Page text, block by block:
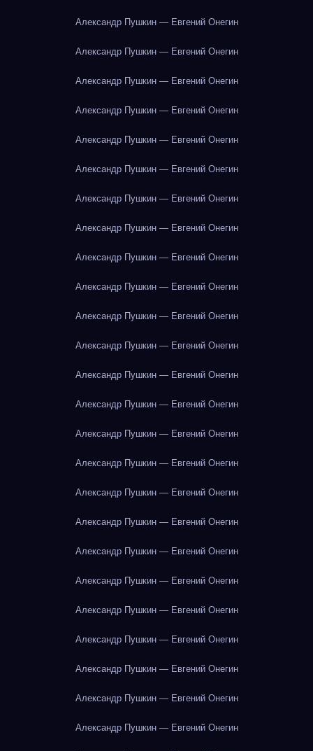
Александр Пушкин — Евгений Онегин
Александр Пушкин — Евгений Онегин
Александр Пушкин — Евгений Онегин
Александр Пушкин — Евгений Онегин
Александр Пушкин — Евгений Онегин
Александр Пушкин — Евгений Онегин
Александр Пушкин — Евгений Онегин
Александр Пушкин — Евгений Онегин
Александр Пушкин — Евгений Онегин
Александр Пушкин — Евгений Онегин
Александр Пушкин — Евгений Онегин
Александр Пушкин — Евгений Онегин
Александр Пушкин — Евгений Онегин
Александр Пушкин — Евгений Онегин
Александр Пушкин — Евгений Онегин
Александр Пушкин — Евгений Онегин
Александр Пушкин — Евгений Онегин
Александр Пушкин — Евгений Онегин
Александр Пушкин — Евгений Онегин
Александр Пушкин — Евгений Онегин
Александр Пушкин — Евгений Онегин
Александр Пушкин — Евгений Онегин
Александр Пушкин — Евгений Онегин
Александр Пушкин — Евгений Онегин
Александр Пушкин — Евгений Онегин